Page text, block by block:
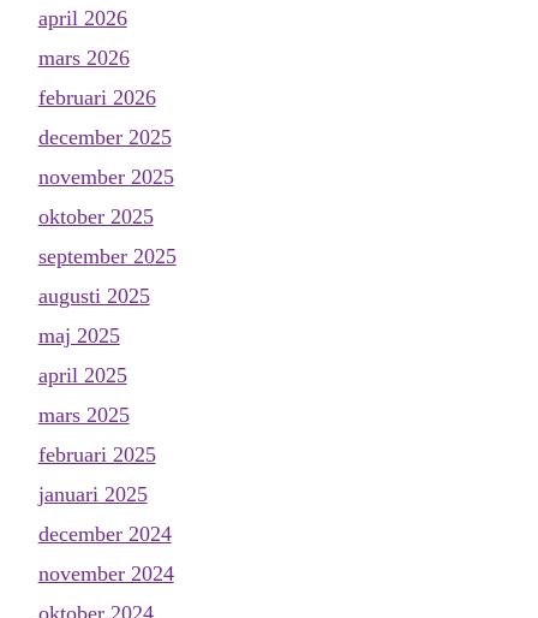
april 2026
mars 2026
februari 2026
december 2025
november 2025
oktober 2025
september 2025
augusti 2025
maj 2025
april 2025
mars 2025
februari 2025
januari 2025
december 2024
november 2024
oktober 2024